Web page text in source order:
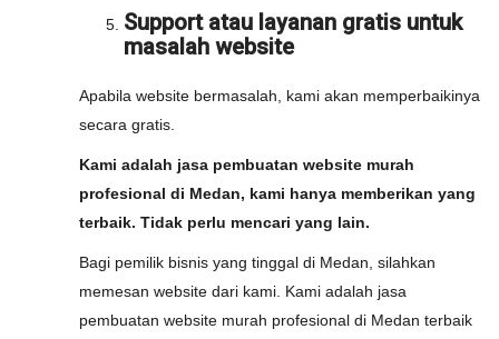
Support atau layanan gratis untuk
masalah website
Apabila website bermasalah, kami akan memperbaikinya
secara gratis.
Kami adalah jasa pembuatan website murah
profesional di Medan, kami hanya memberikan yang
terbaik. Tidak perlu mencari yang lain.
Bagi pemilik bisnis yang tinggal di Medan, silahkan
memesan website dari kami. Kami adalah jasa
pembuatan website murah profesional di Medan terbaik